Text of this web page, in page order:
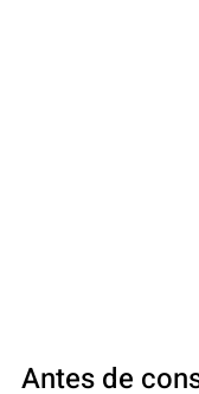
Antes de